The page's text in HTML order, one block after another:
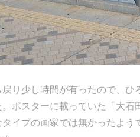
り少し時間が有ったので、ひ
。ポスターに載っていた「大
タイプの画家では無かったよ